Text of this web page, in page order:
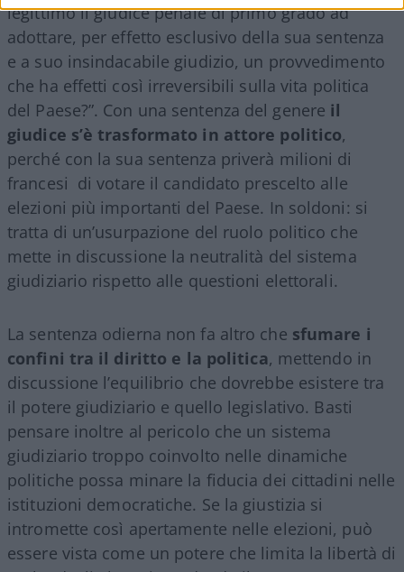
legittimo il giudice penale di primo grado ad
adottare, per effetto esclusivo della sua sentenza
e a suo insindacabile giudizio, un provvedimento
che ha effetti così irreversibili sulla vita politica
del Paese?”. Con una sentenza del genere il
giudice s’è trasformato in attore politico,
perché con la sua sentenza priverà milioni di
francesi di votare il candidato prescelto alle
elezioni più importanti del Paese. In soldoni: si
tratta di un’usurpazione del ruolo politico che
mette in discussione la neutralità del sistema
giudiziario rispetto alle questioni elettorali.
La sentenza odierna non fa altro che sfumare i
confini tra il diritto e la politica, mettendo in
discussione l’equilibrio che dovrebbe esistere tra
il potere giudiziario e quello legislativo. Basti
pensare inoltre al pericolo che un sistema
giudiziario troppo coinvolto nelle dinamiche
politiche possa minare la fiducia dei cittadini nelle
istituzioni democratiche. Se la giustizia si
intromette così apertamente nelle elezioni, può
essere vista come un potere che limita la libertà di